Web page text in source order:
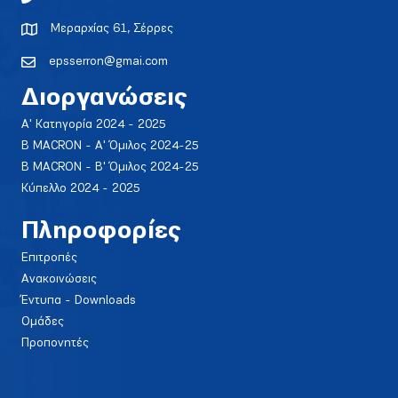
Μεραρχίας 61, Σέρρες
epsserron@gmai.com
Διοργανώσεις
Α' Κατηγορία 2024 - 2025
Β MACRON - Α' Όμιλος 2024-25
Β MACRON - Β' Όμιλος 2024-25
Κύπελλο 2024 - 2025
Πληροφορίες
Επιτροπές
Ανακοινώσεις
Έντυπα - Downloads
Ομάδες
Προπονητές